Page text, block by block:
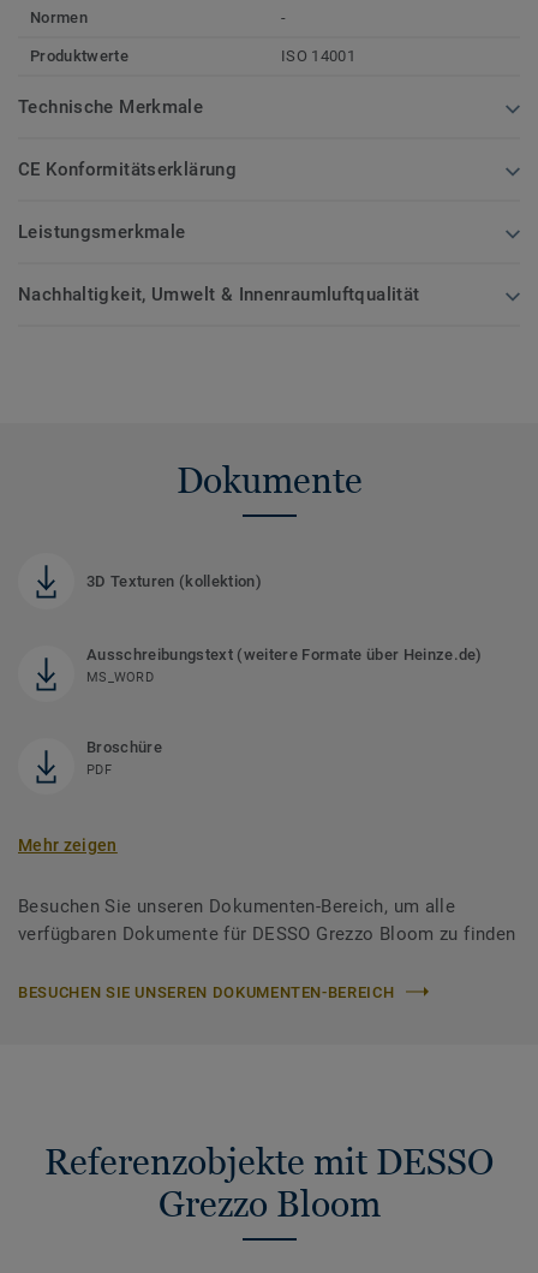
Normen
-
Produktwerte ISO 14001
Technische Merkmale
CE Konformitätserklärung
Leistungsmerkmale
Nachhaltigkeit, Umwelt & Innenraumluftqualität
Dokumente
3D Texturen (kollektion)
Ausschreibungstext (weitere Formate über Heinze.de)
MS_WORD
Broschüre
PDF
Mehr zeigen
Besuchen Sie unseren Dokumenten-Bereich, um alle
verfügbaren Dokumente für DESSO Grezzo Bloom zu finden
BESUCHEN SIE UNSEREN DOKUMENTEN-BEREICH
Referenzobjekte mit DESSO
Grezzo Bloom